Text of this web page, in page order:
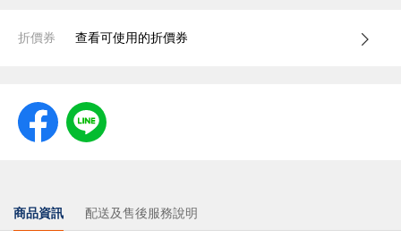
折價券 查看可使用的折價券
商品資訊 配送及售後服務說明